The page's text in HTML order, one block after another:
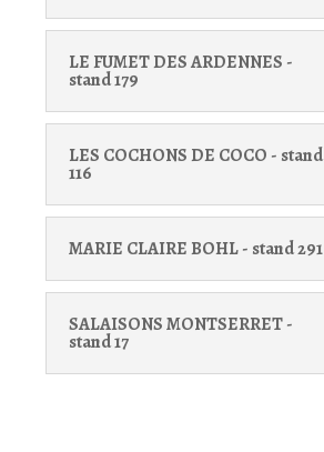
LE FUMET DES ARDENNES -
stand 179
LES COCHONS DE COCO - stand
116
MARIE CLAIRE BOHL - stand 291
SALAISONS MONTSERRET -
stand 17